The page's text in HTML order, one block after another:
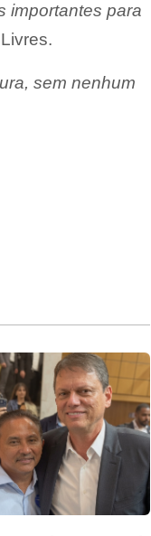
importantes para
sem nenhum